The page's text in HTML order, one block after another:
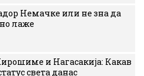
Немачке или не зна да
лаже
и Нагасакија: Какав
света данас